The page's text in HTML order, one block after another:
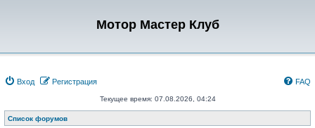
Мотор Мастер Клуб
Вход Регистрация FAQ
Текущее время: 07.08.2026, 04:24
Список форумов